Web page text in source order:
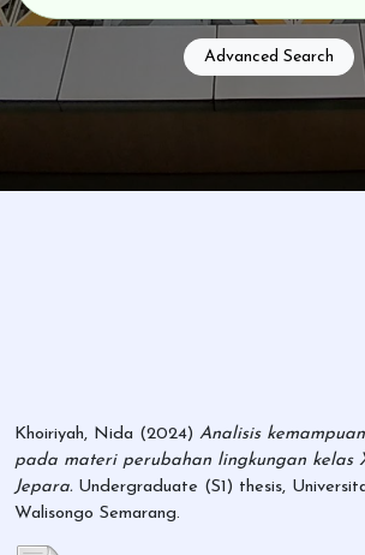
Advanced Search
Khoiriyah, Nida (2024) Analisis
pada materi perubahan lingkungan kelas
Jepara. Undergraduate (S1) thesis,
Walisongo Semarang.